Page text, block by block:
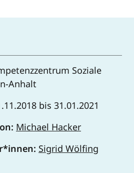
Soziale
Anhalt
bis 31.01.2021
Michael Hacker
Sigrid Wölfing